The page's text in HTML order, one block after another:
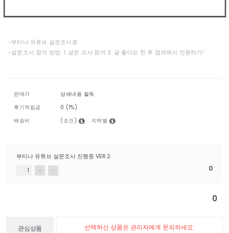
-부티나 유튜브 설문조사중
-설문조사 참여 방법: 1. 설문 조사 참여 2. 글 좋아요 한 후 캡쳐해서 인증하기!
판매가
상세내용 필독
후기적립금
0 (1%)
배송비
(조건) 지역별
부티나 유튜브 설문조사 진행중 VER.2
0
0
관심상품 선택하신 상품은 관리자에게 문의하세요.